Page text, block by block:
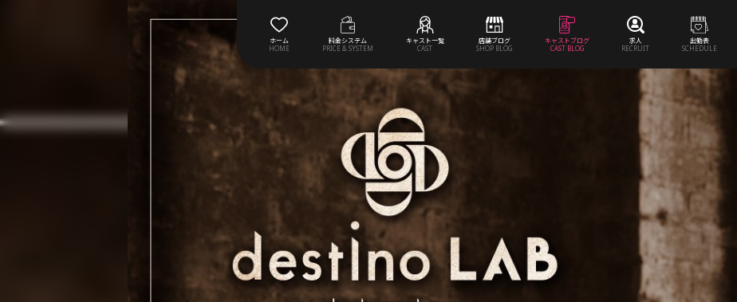
ホーム
HOME
料金システム
PRICE & SYSTEM
キャスト一覧
CAST
店舗ブログ
SHOP BLOG
キャストブログ
CAST BLOG
求人
RECRUIT
出勤表
SCHEDULE